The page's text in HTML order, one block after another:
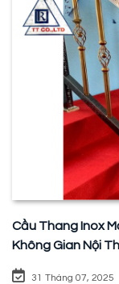
Cầu Thang Inox
Không Gian Nội
31 Tháng 07, 2025